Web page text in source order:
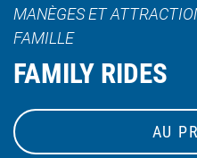
MANÈGES ET
FAMILLE
FAMILY RIDES
AU